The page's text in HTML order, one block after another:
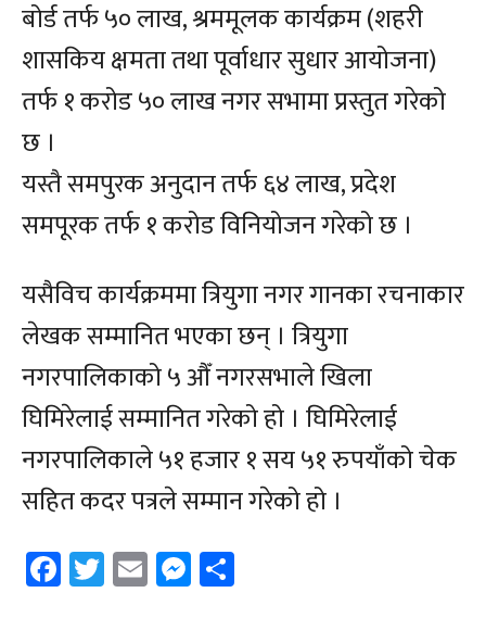
बोर्ड तर्फ ५० लाख, श्रममूलक कार्यक्रम (शहरी
शासकिय क्षमता तथा पूर्वाधार सुधार आयोजना)
तर्फ १ करोड ५० लाख नगर सभामा प्रस्तुत गरेको
छ ।
यस्तै समपुरक अनुदान तर्फ ६४ लाख, प्रदेश
समपूरक तर्फ १ करोड विनियोजन गरेको छ ।
यसैविच कार्यक्रममा त्रियुगा नगर गानका रचनाकार
लेखक सम्मानित भएका छन् । त्रियुगा
नगरपालिकाको ५ औँ नगरसभाले खिला
घिमिरेलाई सम्मानित गरेको हो । घिमिरेलाई
नगरपालिकाले ५१ हजार १ सय ५१ रुपयाँको चेक
सहित कदर पत्रले सम्मान गरेको हो ।
Facebook
Twitter
EmailMessenger